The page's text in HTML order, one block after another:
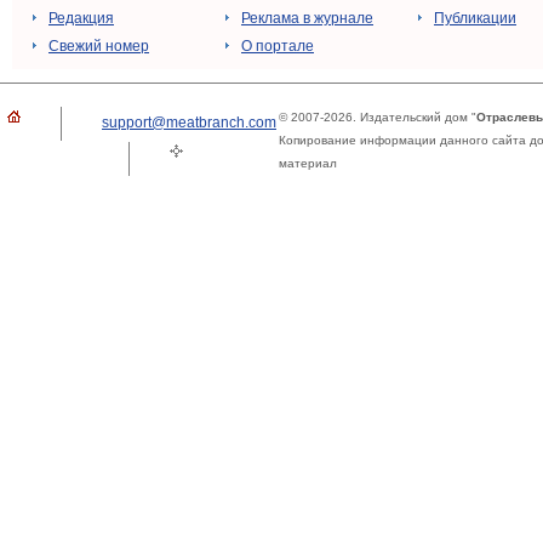
Редакция
Свежий номер
Реклама в журнале
О портале
Публикации
support@meatbranch.com© 2007-2026. Издательский дом "
Копирование информации данного сайта
материал